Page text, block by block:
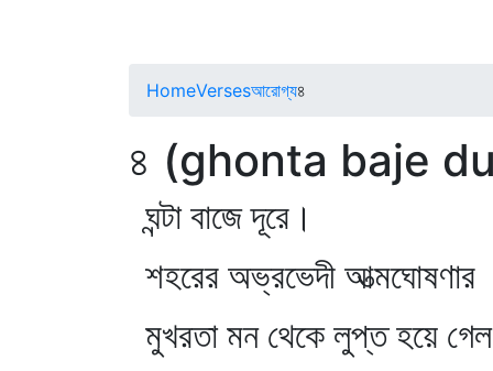
HomeVersesআরোগ্য৪
৪ (ghonta baje
ঘন্টা বাজে দূরে।
শহরের অভ্রভেদী আত্মঘোষণার
মুখরতা মন থেকে লুপ্ত হয়ে